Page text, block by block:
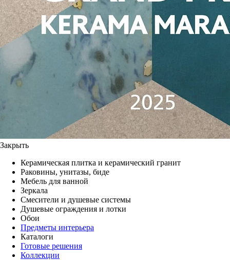
Закрыть
Керамическая плитка и керамический гранит
Раковины, унитазы, биде
Мебель для ванной
Зеркала
Смесители и душевые системы
Душевые ограждения и лотки
Обои
Предметы интерьера
Каталоги
Готовые решения
Коллекции